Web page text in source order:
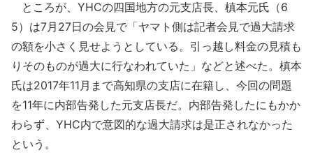
ところが、YHCの四国地方の元支店長、槙本元氏（6
5）は7月27日の会見で「ヤマト側は記者会見で過大請求
の額を小さく見せようとしている。引っ越し料金の見積も
りそのものが過大に行なわれていた」などと述べた。槙本
氏は2017年11月まで高知県の支店に在籍し、今回の問題
を11年に内部告発した元支店長だ。内部告発したにもかか
わらず、YHC内で意図的な過大請求は是正されなかった
という。